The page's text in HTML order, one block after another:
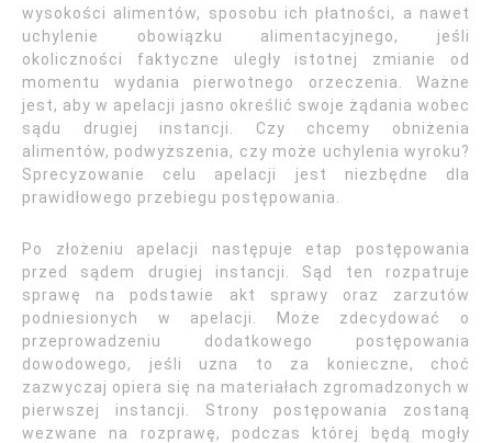
wysokości alimentów, sposobu ich płatności, a nawet
uchylenie obowiązku alimentacyjnego, jeśli
okoliczności faktyczne uległy istotnej zmianie od
momentu wydania pierwotnego orzeczenia. Ważne
jest, aby w apelacji jasno określić swoje żądania wobec
sądu drugiej instancji. Czy chcemy obniżenia
alimentów, podwyższenia, czy może uchylenia wyroku?
Sprecyzowanie celu apelacji jest niezbędne dla
prawidłowego przebiegu postępowania.
Po złożeniu apelacji następuje etap postępowania
przed sądem drugiej instancji. Sąd ten rozpatruje
sprawę na podstawie akt sprawy oraz zarzutów
podniesionych w apelacji. Może zdecydować o
przeprowadzeniu dodatkowego postępowania
dowodowego, jeśli uzna to za konieczne, choć
zazwyczaj opiera się na materiałach zgromadzonych w
pierwszej instancji. Strony postępowania zostaną
wezwane na rozprawę, podczas której będą mogły